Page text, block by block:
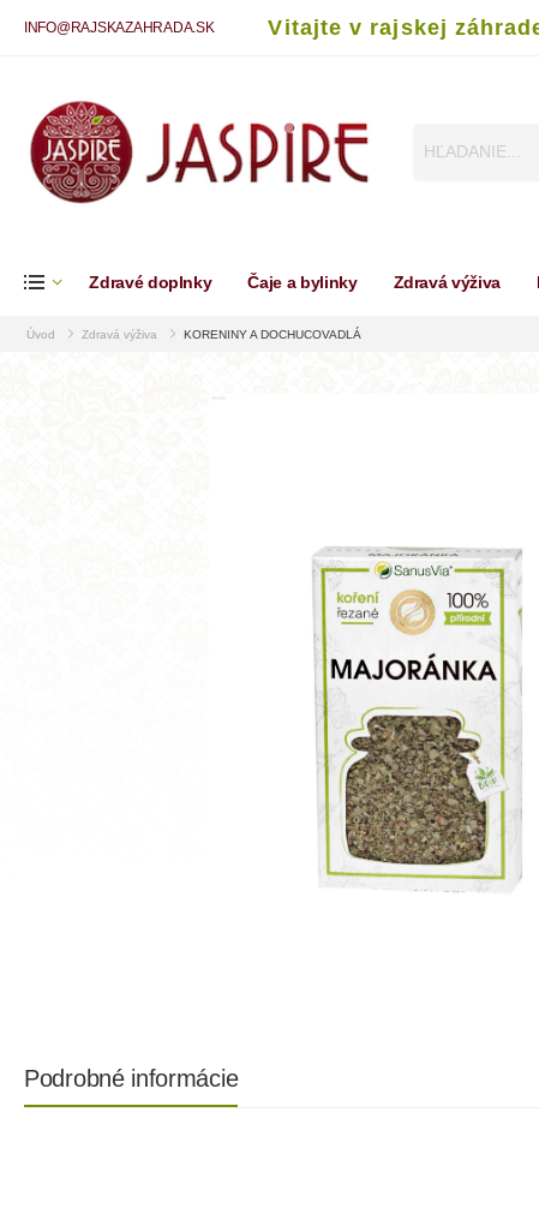
INFO@RAJSKAZAHRADA.SK Vitajte v rajskej
Zdravé doplnky Čaje a bylinky Zdravá výživa
Úvod Zdravá výživa KORENINY A DOCHUCOVADLÁ
Podrobné informácie